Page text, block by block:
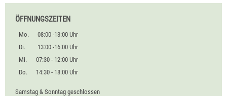
ÖFFNUNGSZEITEN
Mo.
08:00 -13:00 Uhr
Di.
13:00 -16:00 Uhr
Mi.
07:30 - 12:00 Uhr
Do.
14:30 - 18:00 Uhr
Samstag & Sonntag geschlossen